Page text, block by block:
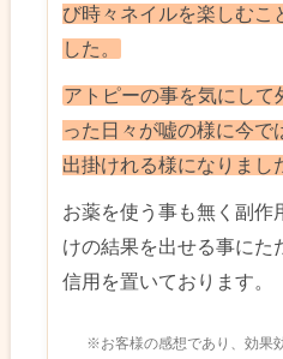
び時々ネイルを楽しむこ
した。
アトピーの事を気にして
った日々が嘘の様に今で
出掛けれる様になりまし
お薬を使う事も無く副作
けの結果を出せる事にた
信用を置いております。
※お客様の感想であり、効果